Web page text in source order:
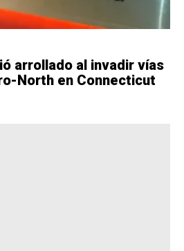
arrollado al invadir vías
North en Connecticut